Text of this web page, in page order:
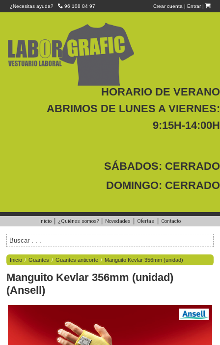
¿Necesitas ayuda? 96 108 84 97 Crear cuenta | Entrar|
HORARIO DE VERANO
ABRIMOS DE LUNES A VIERNES:
9:15H-14:00H
SÁBADOS: CERRADO
DOMINGO: CERRADO
Inicio ¿Quiénes somos? Novedades Ofertas Contacto
Inicio / Guantes / Guantes anticorte / Manguito Kevlar 356mm (unidad)
Manguito Kevlar 356mm (unidad)
(Ansell)